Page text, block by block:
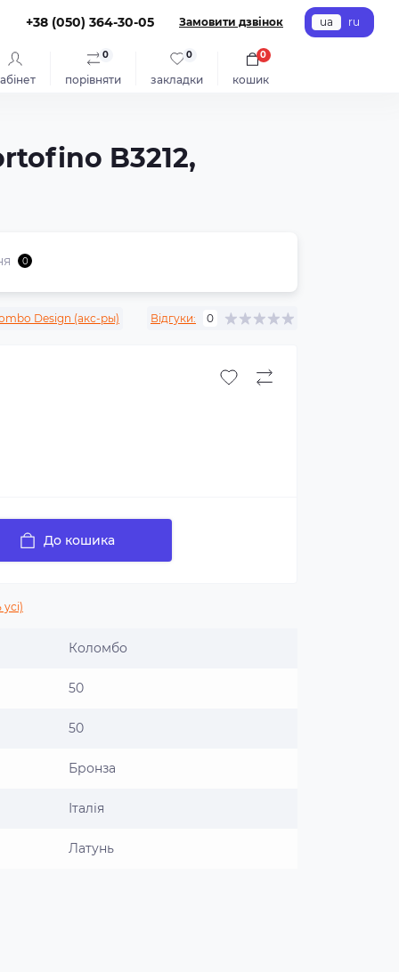
+38 (050) 364-30-05 Замовити дзвінок ua ru
порівняти
0
закладки
0
кошик
0
B3212,
0
Design (акс-ры) Відгуки: 0
До кошика
Коломбо
50
50
Бронза
Італія
Латунь